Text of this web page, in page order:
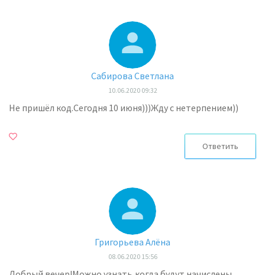
Сабирова Светлана
10.06.2020 09:32
Не пришёл код.Сегодня 10 июня)))Жду с нетерпением))
Ответить
Григорьева Алёна
08.06.2020 15:56